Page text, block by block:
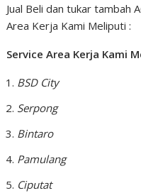
Jual Beli dan tukar tambah
Area Kerja Kami Meliputi :
Service Area Kerja Kami
BSD City
Serpong
Bintaro
Pamulang
Ciputat